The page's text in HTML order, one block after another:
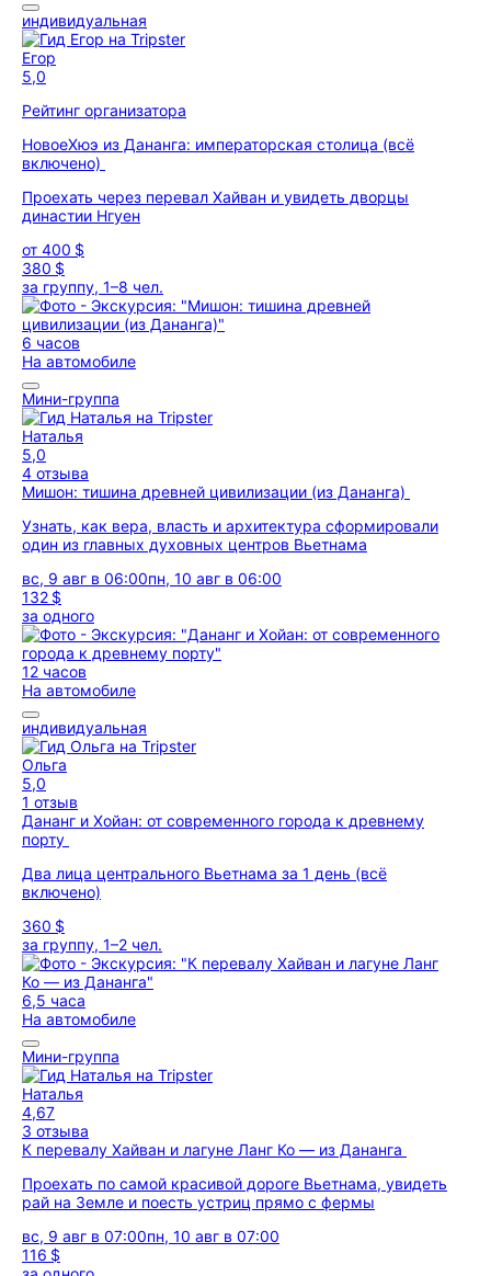
индивидуальная
Егор
5,0
Рейтинг организатора
НовоеХюэ из Дананга: императорская столица (всё
включено)
Проехать через перевал Хайван и увидеть дворцы
династии Нгуен
от 400 $
380 $
за группу, 1–8 чел.
6 часов
На автомобиле
Мини-группа
Наталья
5,0
4 отзыва
Мишон: тишина древней цивилизации (из Дананга)
Узнать, как вера, власть и архитектура сформировали
один из главных духовных центров Вьетнама
вс, 9 авг в 06:00пн, 10 авг в 06:00
132 $
за одного
12 часов
На автомобиле
индивидуальная
Ольга
5,0
1 отзыв
Дананг и Хойан: от современного города к древнему
порту
Два лица центрального Вьетнама за 1 день (всё
включено)
360 $
за группу, 1–2 чел.
6,5 часа
На автомобиле
Мини-группа
Наталья
4,67
3 отзыва
К перевалу Хайван и лагуне Ланг Ко — из Дананга
Проехать по самой красивой дороге Вьетнама, увидеть
рай на Земле и поесть устриц прямо с фермы
вс, 9 авг в 07:00пн, 10 авг в 07:00
116 $